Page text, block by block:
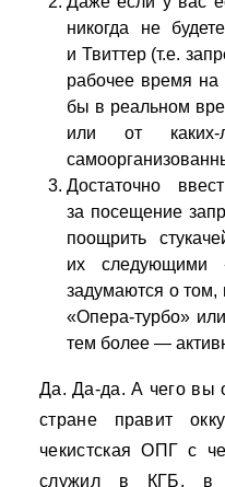
никогда не
и Твиттер (т.е.
рабочее время на
бы в реальном
или от каких-
Достаточно
за посещение
поощрить
их следующими
задумаются о том,
«Опера-турбо»
тем более —
Да. Да-да. А чего вы
стране правит
чекистская ОПГ с
служил в КГБ, в